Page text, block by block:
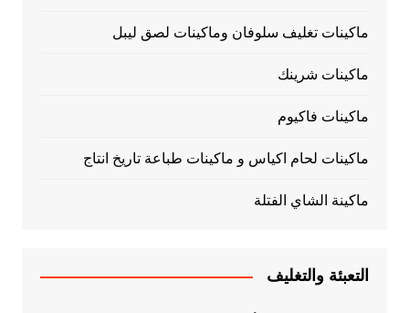
ماكينات تغليف سلوفان وماكينات لصق ليبل
ماكينات شرينك
ماكينات فاكيوم
ماكينات لحام اكياس و ماكينات طباعة تاريخ انتاج
ماكينة الشاي الفتلة
التعبئة والتغليف